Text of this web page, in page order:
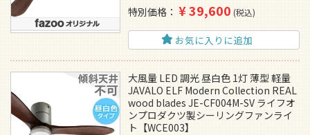
特別価格
¥39,600 税込
お気に入りに追加
大風量 LED 調光 昼白色 1灯 薄型 軽量
JAVALO ELF Modern Collection REAL
wood blades JE-CF004M-SV ライフオ
ンプロダクツ製シーリングファンライ
ト【WCE003】